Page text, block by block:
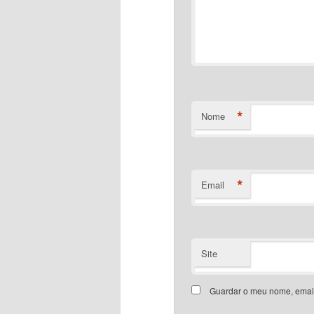
Nome *
Email *
Site
Guardar o meu nome,